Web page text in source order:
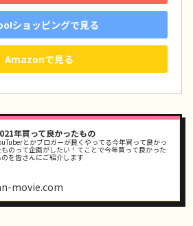
ショッピングで見る
Amazonで見る
年買って良かったもの
とかブロガーが良くやってる今年買って良かっ
ものって企画がしたい！てことで今年買って良かった
のを皆さんにご紹介します
movie.com